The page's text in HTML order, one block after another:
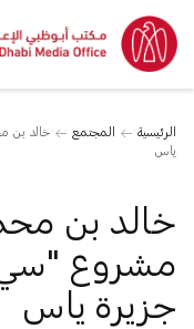
الرئيسية المجتمع
خالد بن
ياس
خالد بن
مشروع "سي
جزيرة ياس